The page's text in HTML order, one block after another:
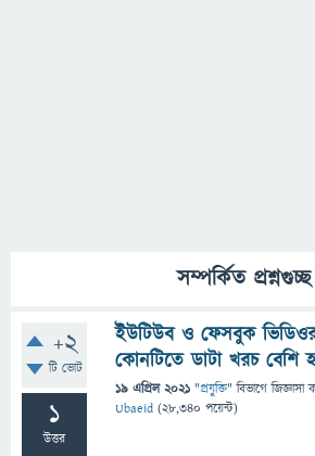
সম্পর্কিত প্রশ্নগুচ্ছ
+2
টি ভোট
1
উত্তর
ইউটিউব ও ফেসবুক
কোনটিতে ডাটা খরচ বেশি
19 এপ্রিল 2021 "প্রযুক্তি" বিভাগে জিজ্ঞাসা
Ubaeid (28,340 পয়েন্ট)